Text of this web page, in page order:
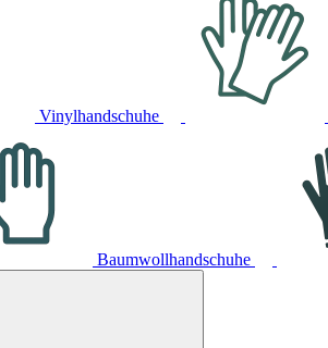
Vinylhandschuhe
Baumwollhandschuhe